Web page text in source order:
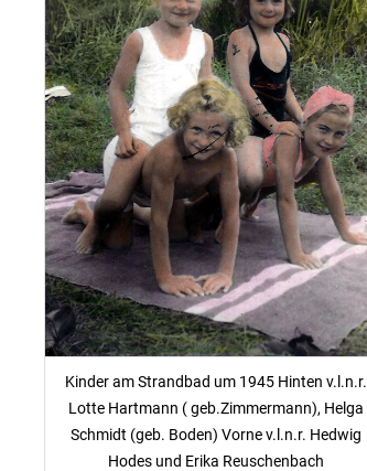
Kinder am Strandbad um 1945 Hinten v.l.n.r.
Lotte Hartmann ( geb.Zimmermann), Helga
Schmidt (geb. Boden) Vorne v.l.n.r. Hedwig
Hodes und Erika Reuschenbach